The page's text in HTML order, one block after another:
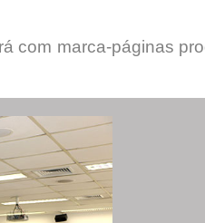
com marca-páginas